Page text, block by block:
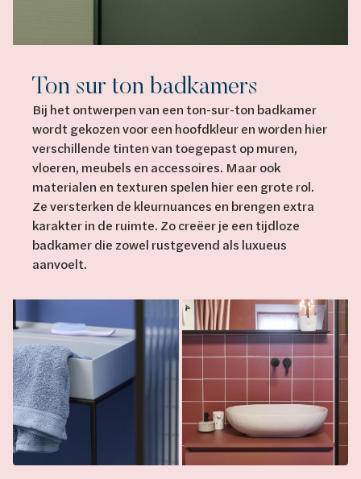
Ton sur ton badkamers
Bij het ontwerpen van een ton-sur-ton badkamer
wordt gekozen voor een hoofdkleur en worden hier
verschillende tinten van toegepast op muren,
vloeren, meubels en accessoires. Maar ook
materialen en texturen spelen hier een grote rol.
Ze versterken de kleurnuances en brengen extra
karakter in de ruimte. Zo creëer je een tijdloze
badkamer die zowel rustgevend als luxueus
aanvoelt.